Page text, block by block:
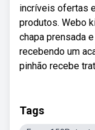
incríveis ofertas
produtos. Webo
chapa prensada
recebendo um
pinhão recebe
Tags